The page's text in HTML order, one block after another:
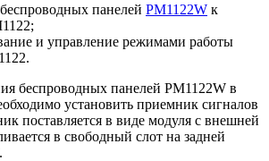
панелей PM1122W к
и управление режимами работы
беспроводных панелей PM1122W в
установить приемник сигналов
поставляется в виде модуля с внешней
в свободный слот на задней